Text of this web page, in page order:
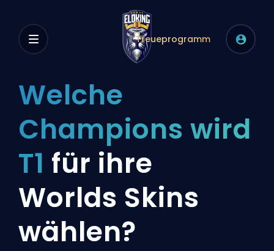
Treueprogramm
Welche
Champions wird
T1 für ihre
Worlds Skins
wählen?